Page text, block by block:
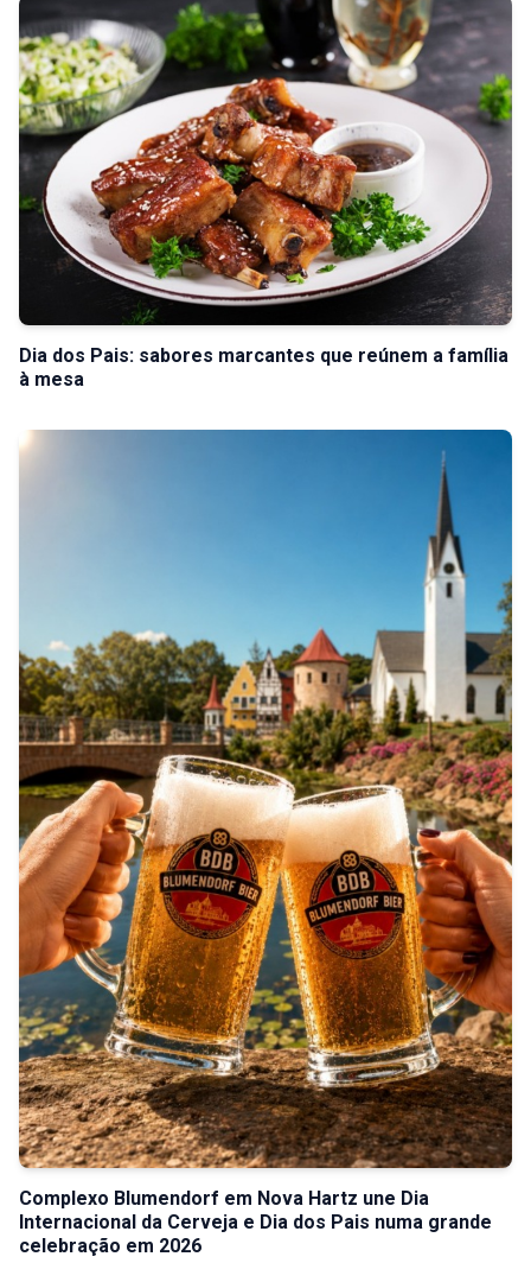
Dia dos Pais: sabores marcantes que reúnem a família
à mesa
Complexo Blumendorf em Nova Hartz une Dia
Internacional da Cerveja e Dia dos Pais numa grande
celebração em 2026